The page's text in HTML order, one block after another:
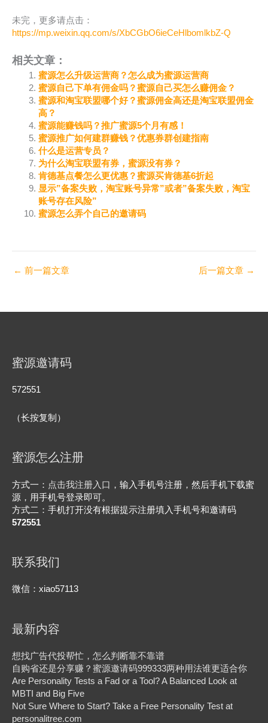
未完，更多请点击：
https://mp.weixin.qq.com/s/XbCGbO6ieCeHlbomlkbZ-Q
相关文章：
蜜源怎么升级运营商？怎么成为蜜源运营商
蜜源自己下单有佣金吗？蜜源自己买怎么赚佣金？
蜜源和淘宝联盟哪个好？蜜源佣金高还是淘宝联盟佣金
高？
蜜源能赚钱吗？推广蜜源5个月有感！
蜜源推广如何建群赚钱？优惠券群创建指南
什么是运营专员？
为什么淘宝联盟有券，蜜源没有券？
肯德基点餐怎么更优惠？蜜源买肯德基6折起
显示”备案失败，淘宝账号异常”或者”备案失败，淘宝
账号存在风险”
蜜源怎么弄个自己的邀请码
← 前一篇文章 后一篇文章 →
蜜源邀请码
572551
（长按复制）
蜜源怎么注册
方式一： 点击我注册入口 ，输入手机号注册，然后手机下载蜜
源，用手机号登录即可。
方式二：手机打开没有根据提示注册填入手机号和邀请码
572551
联系我们
微信：xiao57113
最新内容
想找广告代投帮忙，怎么判断靠不靠谱
自购省还是分享赚？蜜源邀请码999333两种用法谁更适合你
Are Personality Tests a Fad or a Tool? A Balanced Look at
MBTI and Big Five
Not Sure Where to Start? Take a Free Personality Test at
personalitree.com